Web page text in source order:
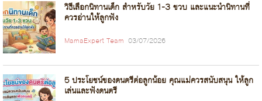
วิธีเลือกนิทานเด็ก สำหรับวัย 1-3 ขวบ และแนะนำนิทานที่
ควรอ่านให้ลูกฟัง
MamaExpert Team 03/07/2026
5 ประโยชน์ของดนตรีต่อลูกน้อย คุณแม่ควรสนับสนุน ให้ลูก
เล่นและฟังดนตรี